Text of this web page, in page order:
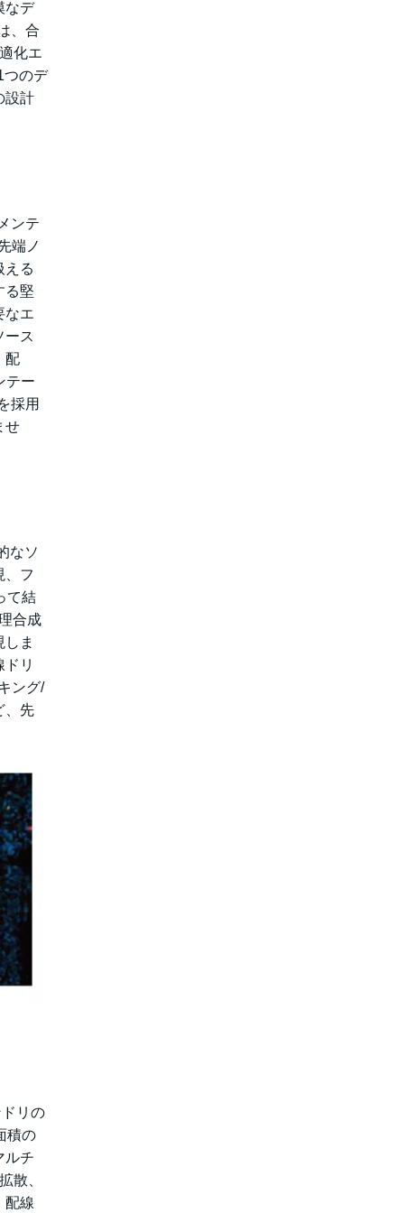
なデ
、合
化エ
つのデ
設計
ンテ
端ノ
える
る堅
なエ
ース
配
テー
採用
せ
なソ
、フ
て結
合成
ま
リ
ング/
、先
リの
積の
ルチ
散、
配線